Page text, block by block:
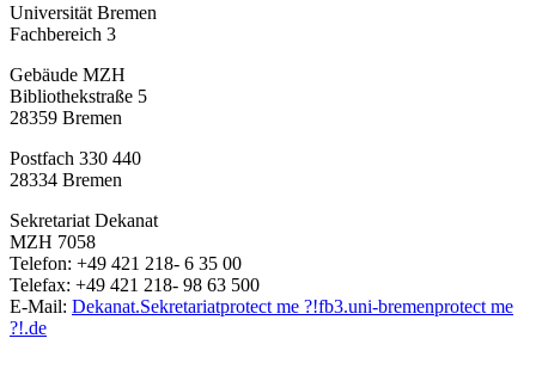
Universität Bremen
Fachbereich 3
Gebäude MZH
Bibliothekstraße 5
28359 Bremen
Postfach 330 440
28334 Bremen
Sekretariat Dekanat
MZH 7058
Telefon: +49 421 218- 6 35 00
Telefax: +49 421 218- 98 63 500
E-Mail: Dekanat.Sekretariatprotect me ?!fb3.uni-bremenprotect me
?!.de